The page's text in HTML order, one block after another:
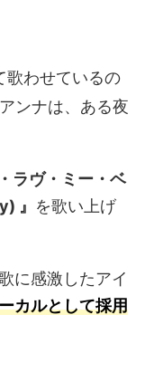
歌わせているの
ンナは、ある夜
ラヴ・ミー・ベ
』 を歌い上げ
に感激したアイ
カルとして採用